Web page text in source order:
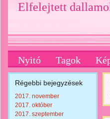
Elfelejtett
Nyitó Tagok
Régebbi bejegyzések
2017. november
2017. október
2017. szeptember